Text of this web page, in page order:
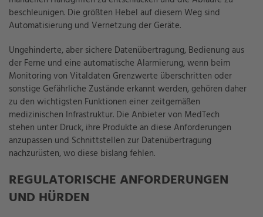
beschleunigen. Die größten Hebel auf diesem Weg sind
Automatisierung und Vernetzung der Geräte.
Ungehinderte, aber sichere Datenübertragung, Bedienung aus
der Ferne und eine automatische Alarmierung, wenn beim
Monitoring von Vitaldaten Grenzwerte überschritten oder
sonstige Gefährliche Zustände erkannt werden, gehören daher
zu den wichtigsten Funktionen einer zeitgemäßen
medizinischen Infrastruktur. Die Anbieter von MedTech
stehen unter Druck, ihre Produkte an diese Anforderungen
anzupassen und Schnittstellen zur Datenübertragung
nachzurüsten, wo diese bislang fehlen.
REGULATORISCHE ANFORDERUNGEN
UND HÜRDEN